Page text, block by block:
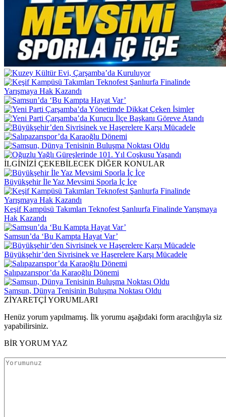
İLGİNİZİ ÇEKEBİLECEK DİĞER KONULAR
Büyükşehir İle Yaz Mevsimi Sporla İç İçe
Keşif Kampüsü Takımları Teknofest Şanlıurfa Finalinde Yarışmaya
Hak Kazandı
Samsun’da ‘Bu Kampta Hayat Var’
Büyükşehir’den Sivrisinek ve Haşerelere Karşı Mücadele
Salıpazarıspor’da Karaoğlu Dönemi
Samsun, Dünya Tenisinin Buluşma Noktası Oldu
ZİYARETÇİ YORUMLARI
Henüz yorum yapılmamış. İlk yorumu aşağıdaki form aracılığıyla siz
yapabilirsiniz.
BİR YORUM YAZ